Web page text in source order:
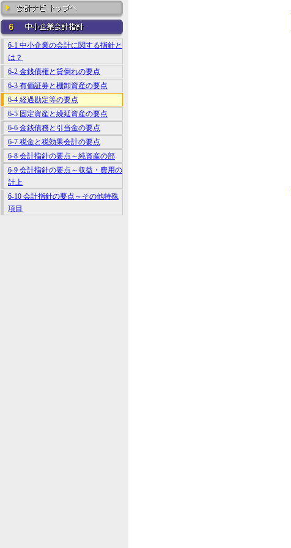
6-1 中小企業の会計に関する指針と
は？
6-2 金銭債権と貸倒れの要点
6-3 有価証券と棚卸資産の要点
6-4 経過勘定等の要点
6-5 固定資産と繰延資産の要点
6-6 金銭債務と引当金の要点
6-7 税金と税効果会計の要点
6-8 会計指針の要点～純資産の部
6-9 会計指針の要点～収益・費用の
計上
6-10 会計指針の要点～その他特殊
項目